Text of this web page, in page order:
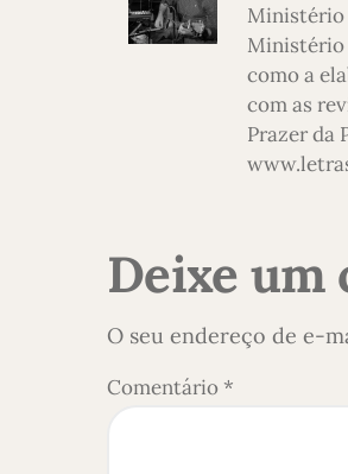
Ministério
Ministério
como a
com as
Prazer da
Deixe um
O seu endereço de e-
Comentário*